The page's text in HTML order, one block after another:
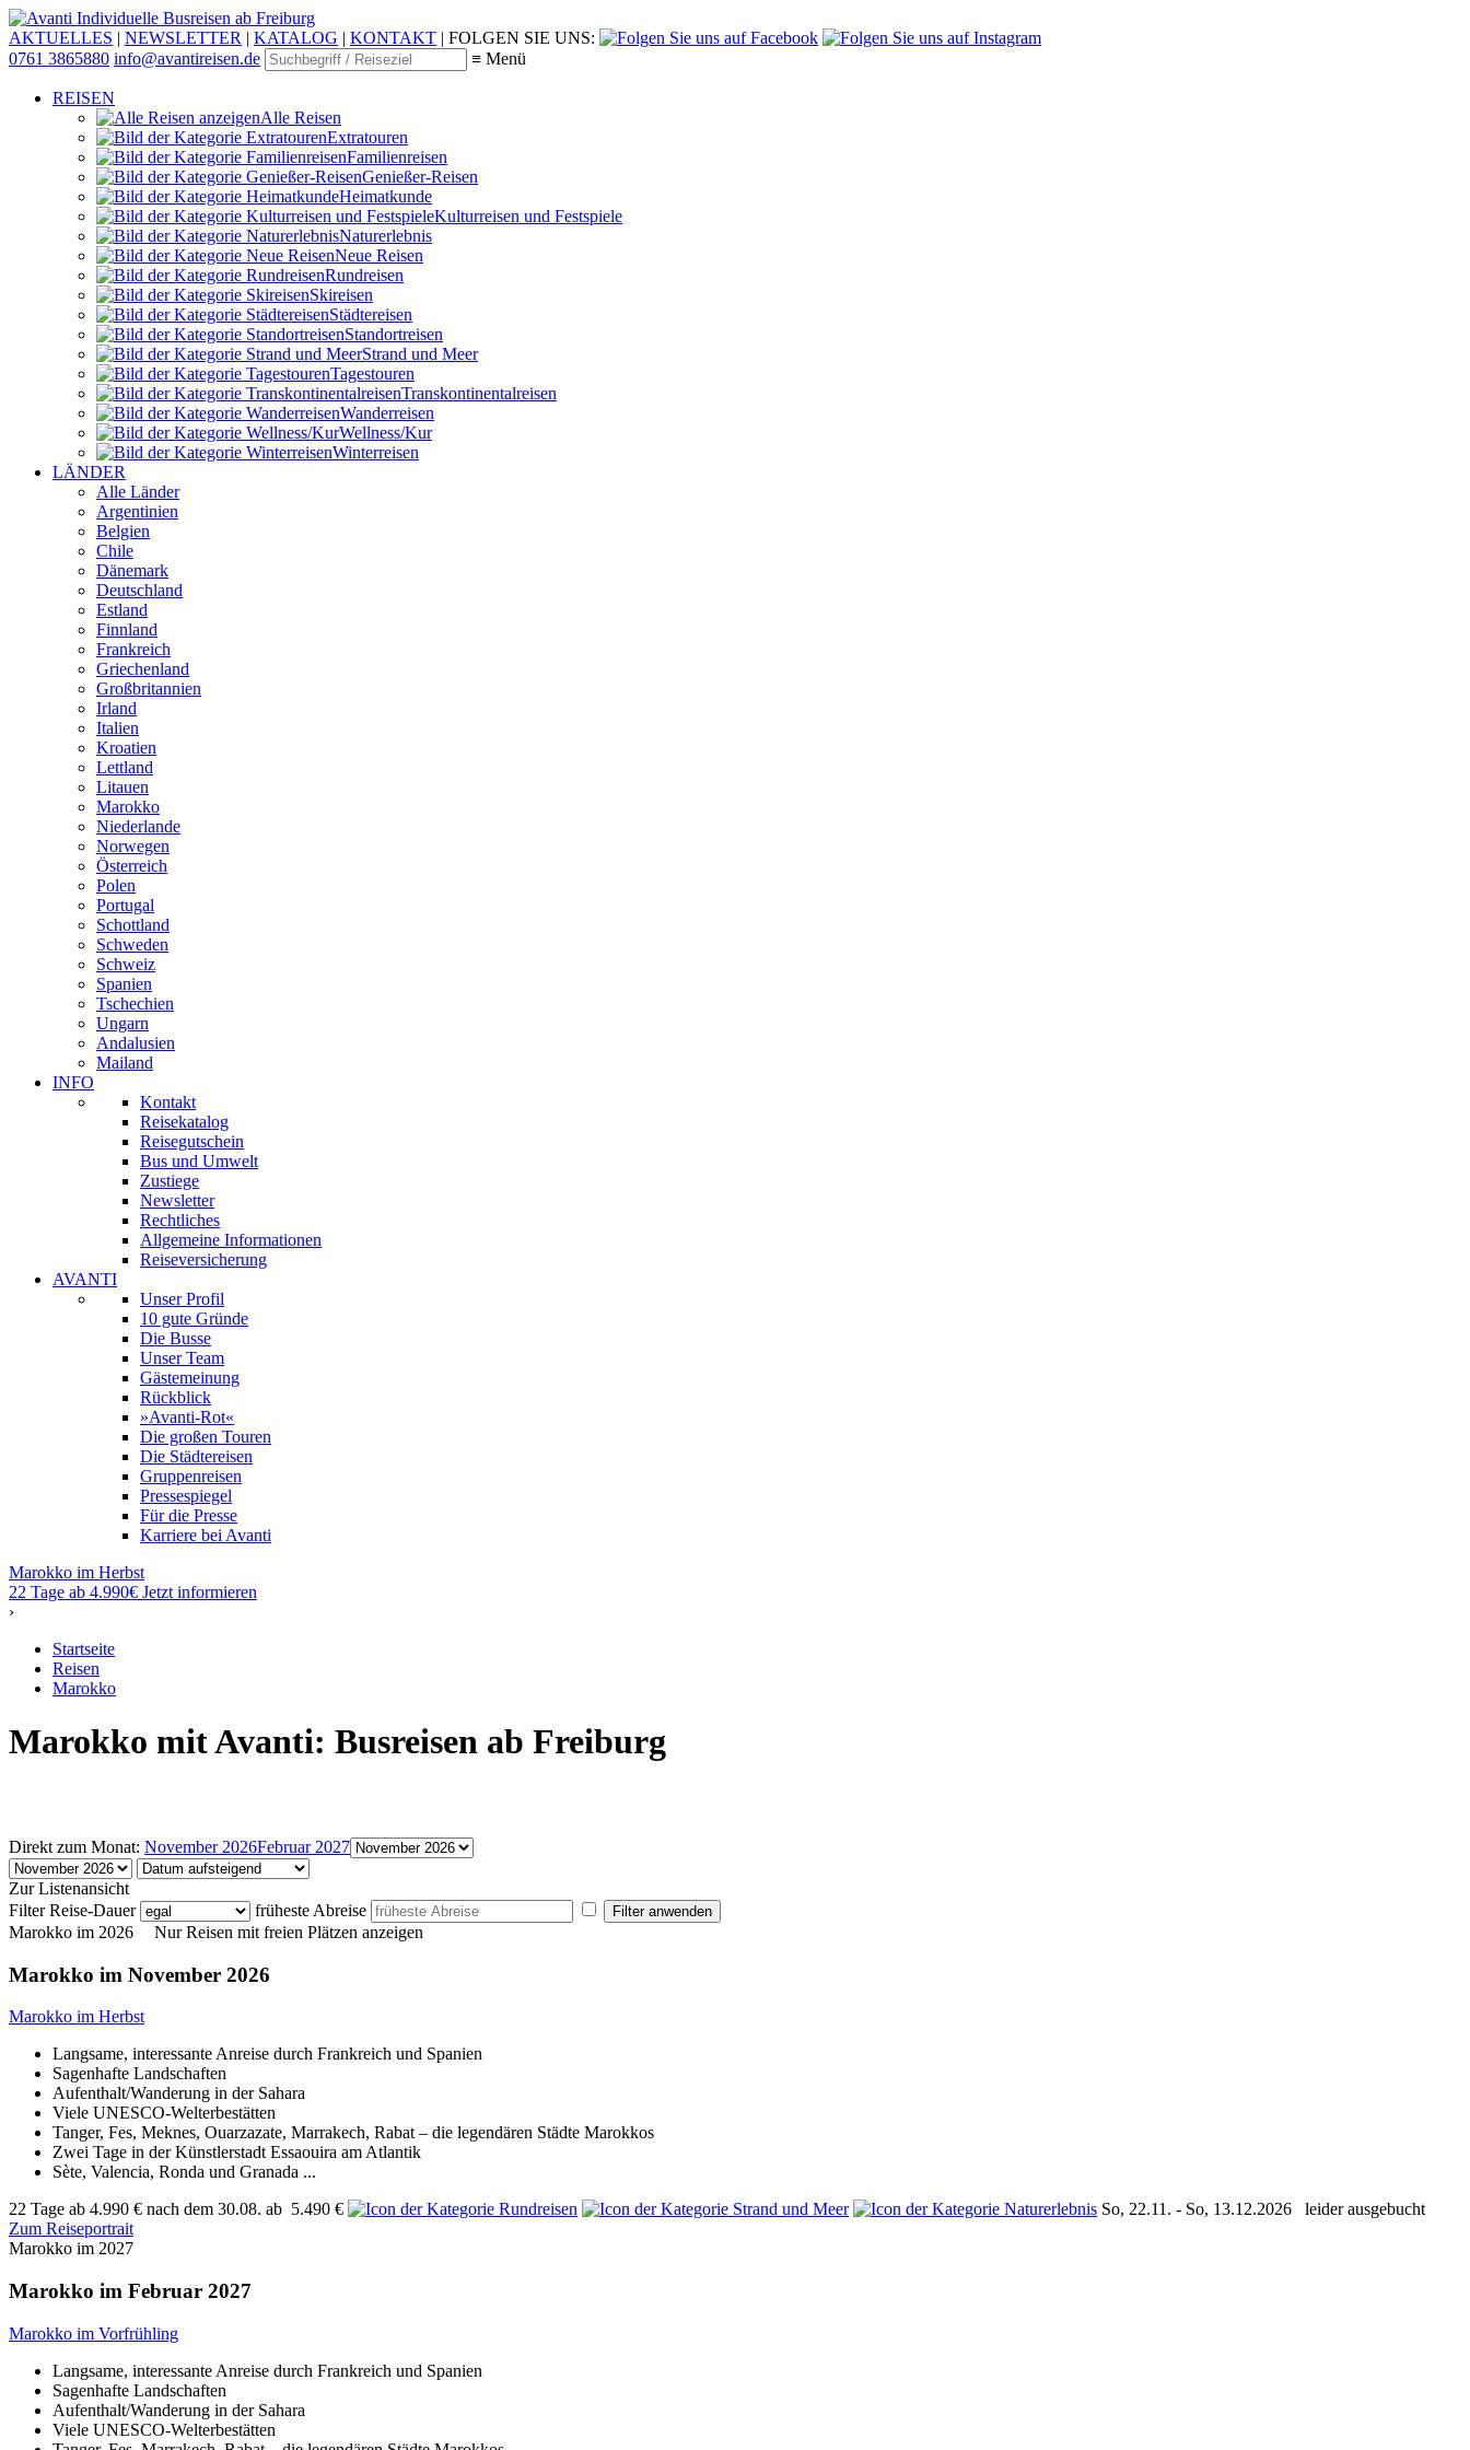
Individuelle Busreisen ab Freiburg
AKTUELLES | NEWSLETTER | KATALOG | KONTAKT | FOLGEN SIE UNS:
0761 3865880 info@avantireisen.de ≡ Menü
REISEN
Alle Reisen
Extratouren
Familien­reisen
Genießer-Reisen
Heimatkunde
Kultur­reisen und Festspiele
Naturerlebnis
Neue Reisen
Rund­reisen
Ski­reisen
Städte­reisen
Standort­reisen
Strand und Meer
Tagestouren
Transkontinental­reisen
Wander­reisen
Wellness/Kur
Winter­reisen
LÄNDER
Alle Länder
Argentinien
Belgien
Chile
Dänemark
Deutschland
Estland
Finnland
Frankreich
Griechenland
Großbritannien
Irland
Italien
Kroatien
Lettland
Litauen
Marokko
Niederlande
Norwegen
Österreich
Polen
Portugal
Schottland
Schweden
Schweiz
Spanien
Tschechien
Ungarn
Andalusien
Mailand
INFO
Kontakt
Reisekatalog
Reisegutschein
Bus und Umwelt
Zustiege
Newsletter
Rechtliches
Allgemeine Informationen
Reiseversicherung
AVANTI
Unser Profil
10 gute Gründe
Die Busse
Unser Team
Gästemeinung
Rückblick
»Avanti-Rot«
Die großen Touren
Die Städtereisen
Gruppenreisen
Pressespiegel
Für die Presse
Karriere bei Avanti
Marokko im Herbst
22 Tage ab 4.990€ Jetzt informieren
›
Startseite
Reisen
Marokko
Marokko mit Avanti: Busreisen ab Freiburg
Direkt zum Monat: November 2026Februar 2027
Zur Listenansicht
Filter Reise-Dauer
früheste Abreise
Nur Reisen mit freien Plätzen anzeigen
Filter anwenden
Marokko im 2026
Marokko im November 2026
Marokko im Herbst
Langsame, interessante Anreise durch Frankreich und Spanien
Sagenhafte Landschaften
Aufenthalt/Wanderung in der Sahara
Viele UNESCO-Welterbestätten
Tanger, Fes, Meknes, Ouarzazate, Marrakech, Rabat – die legendären Städte Marokkos
Zwei Tage in der Künstlerstadt Essaouira am Atlantik
Sète, Valencia, Ronda und Granada ...
22 Tage ab 4.990 € nach dem 30.08. ab 5.490 € So, 22.11. - So, 13.12.2026
leider ausgebucht
Zum Reiseportrait
Marokko im 2027
Marokko im Februar 2027
Marokko im Vorfrühling
Langsame, interessante Anreise durch Frankreich und Spanien
Sagenhafte Landschaften
Aufenthalt/Wanderung in der Sahara
Viele UNESCO-Welterbestätten